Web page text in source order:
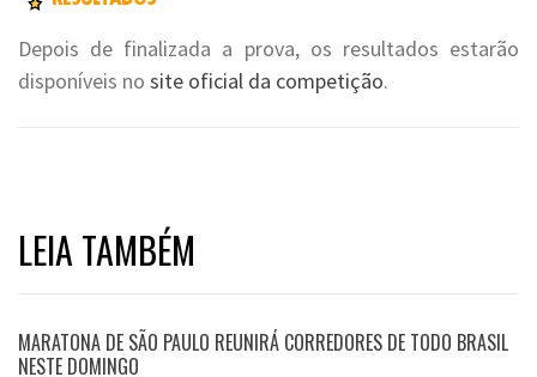
Depois de finalizada a prova, os resultados estarão
disponíveis no site oficial da competição.
LEIA TAMBÉM
MARATONA DE SÃO PAULO REUNIRÁ CORREDORES DE TODO BRASIL
NESTE DOMINGO